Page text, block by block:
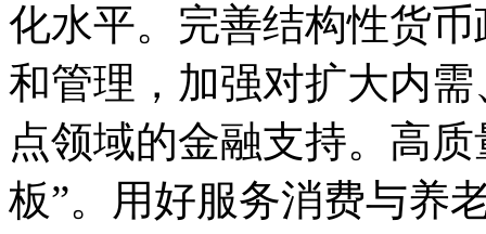
化水平。完善结构性货
和管理，加强对扩大内
点领域的金融支持。高
板”。用好服务消费与养